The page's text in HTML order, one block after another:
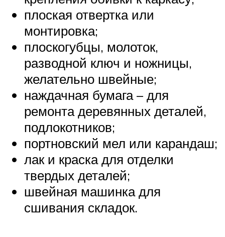
плоская отвертка или
монтировка;
плоскогубцы, молоток,
разводной ключ и ножницы,
желательно швейные;
наждачная бумага – для
ремонта деревянных деталей,
подлокотников;
портновский мел или карандаш;
лак и краска для отделки
твердых деталей;
швейная машинка для
сшивания складок.